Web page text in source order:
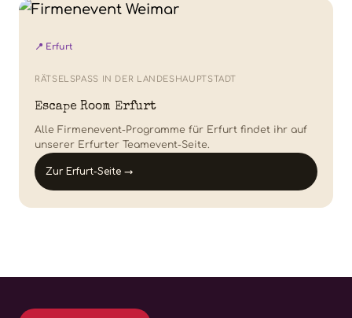
📍 Erfurt
RÄTSELSPASS IN DER LANDESHAUPTSTADT
Escape Room Erfurt
Alle Firmenevent-Programme für Erfurt findet ihr auf
unserer Erfurter Teamevent-Seite.
Zur Erfurt-Seite →